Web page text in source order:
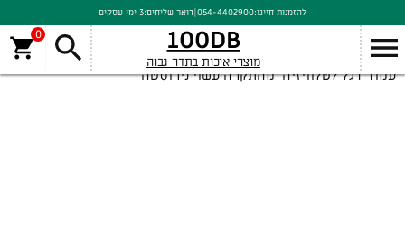
להזמנות חייגו:054-4402900
|דואר שליחים:3 ימי עסקים
100DB
מוצרי איכות בתדר גבוה
0
עמוד דגל לטלוויזיה מהתקרה עשוי נירוסטה